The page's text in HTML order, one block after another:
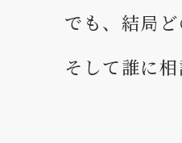
でも、結局
そして誰に